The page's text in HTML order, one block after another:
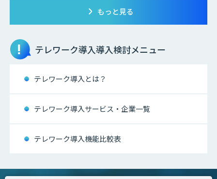
もっと見る
テレワーク導入導入検討メニュー
テレワーク導入とは？
テレワーク導入サービス・企業一覧
テレワーク導入機能比較表